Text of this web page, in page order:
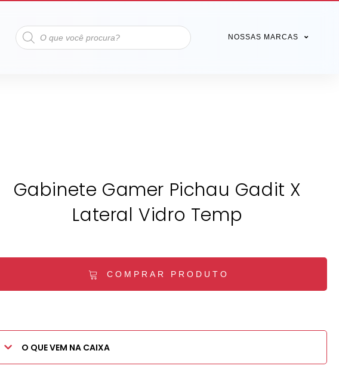
NOSSAS MARCAS
Gabinete Gamer Pichau Gadit X
Lateral Vidro Temp
COMPRAR PRODUTO
O QUE VEM NA CAIXA